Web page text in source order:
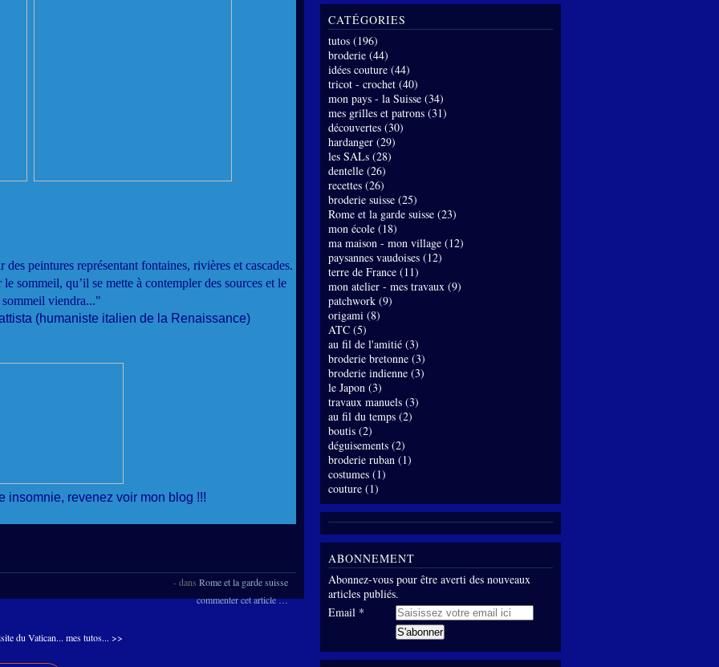
peintures représentant fontaines, rivières et cascades.
sommeil, qu’il se mette à contempler des sources et le
sommeil viendra..."
(humaniste italien de la Renaissance)
insomnie, revenez voir mon blog !!!
-dans Rome et la garde suisse
commenter cet article…
du Vatican... mes tutos... >>
CATÉGORIES
tutos (196)
broderie (44)
idées couture (44)
tricot - crochet (40)
mon pays - la Suisse (34)
mes grilles et patrons (31)
découvertes (30)
hardanger (29)
les SALs (28)
dentelle (26)
recettes (26)
broderie suisse (25)
Rome et la garde suisse (23)
mon école (18)
ma maison - mon village (12)
paysannes vaudoises (12)
terre de France (11)
mon atelier - mes travaux (9)
patchwork (9)
origami (8)
ATC (5)
au fil de l'amitié (3)
broderie bretonne (3)
broderie indienne (3)
le Japon (3)
travaux manuels (3)
au fil du temps (2)
boutis (2)
déguisements (2)
broderie ruban (1)
costumes (1)
couture (1)
ABONNEMENT
Abonnez-vous pour être averti des nouveaux
articles publiés.
Email